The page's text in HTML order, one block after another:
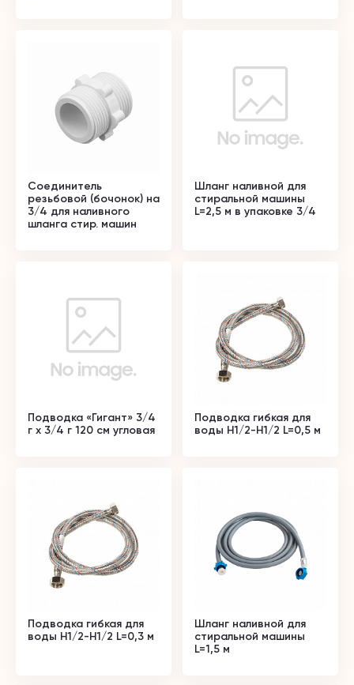
Соединитель
резьбовой (бочонок) на
3/4 для наливного
шланга стир. машин
Шланг наливной для
стиральной машины
L=2,5 м в упаковке 3/4
Подводка «Гигант» 3/4
г х 3/4 г 120 см угловая
Подводка гибкая для
воды Н1/2-Н1/2 L=0,5 м
Подводка гибкая для
воды Н1/2-Н1/2 L=0,3 м
Шланг наливной для
стиральной машины
L=1,5 м